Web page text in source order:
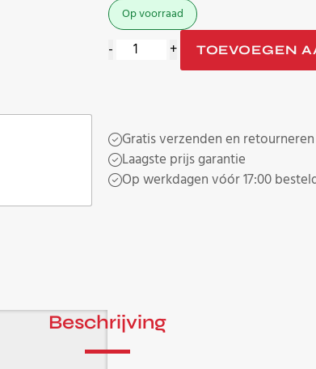
Op voorraad
Furutech
adereindhulzen
AWG
14
aantal
- + TOEVOEGEN
Gratis verzenden en retourneren
Laagste prijs garantie
Op werkdagen vóór 17:00
Beschrijving